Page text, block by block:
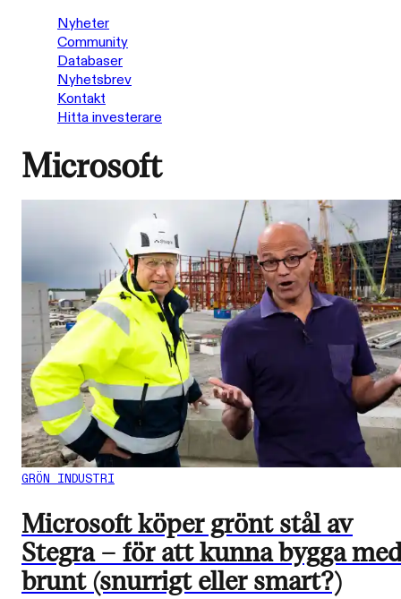
Nyheter
Community
Databaser
Nyhetsbrev
Kontakt
Hitta investerare
Microsoft
GRÖN INDUSTRI
Microsoft köper grönt stål av
Stegra – för att kunna bygga
brunt (snurrigt eller smart?)